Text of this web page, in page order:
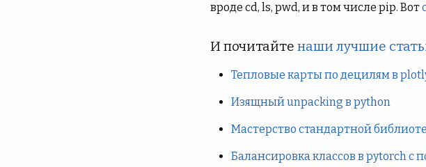
вроде cd, ls, pwd, и в том числе pip. Вот
И почитайте наши лучшие
Тепловые карты по децилям в
Изящный unpacking в python
Мастерство стандартной
Балансировка классов в pytorch